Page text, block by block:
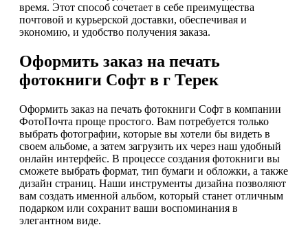
время. Этот способ сочетает в себе преимущества
почтовой и курьерской доставки, обеспечивая и
экономию, и удобство получения заказа.
Оформить заказ на печать
фотокниги Софт в г Терек
Оформить заказ на печать фотокниги Софт в компании
ФотоПочта проще простого. Вам потребуется только
выбрать фотографии, которые вы хотели бы видеть в
своем альбоме, а затем загрузить их через наш удобный
онлайн интерфейс. В процессе создания фотокниги вы
сможете выбрать формат, тип бумаги и обложки, а также
дизайн страниц. Наши инструменты дизайна позволяют
вам создать именной альбом, который станет отличным
подарком или сохранит ваши воспоминания в
элегантном виде.